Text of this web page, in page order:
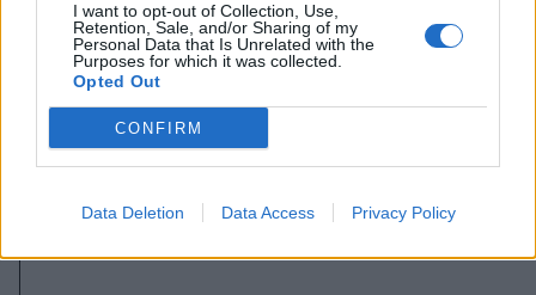
I want to opt-out of Collection, Use,
Retention, Sale, and/or Sharing of my
Personal Data that Is Unrelated with the
Purposes for which it was collected.
Opted Out
CONFIRM
Data Deletion Data Access Privacy Policy
2026. augusztus 07., péntek
Ismét jegyezhetők a Fidelis
államkötvények, akár 7,5